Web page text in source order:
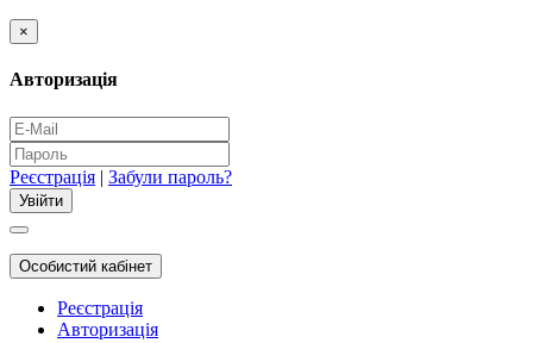
×
Авторизація
Реєстрація | Забули пароль?
Особистий кабінет
Реєстрація
Авторизація